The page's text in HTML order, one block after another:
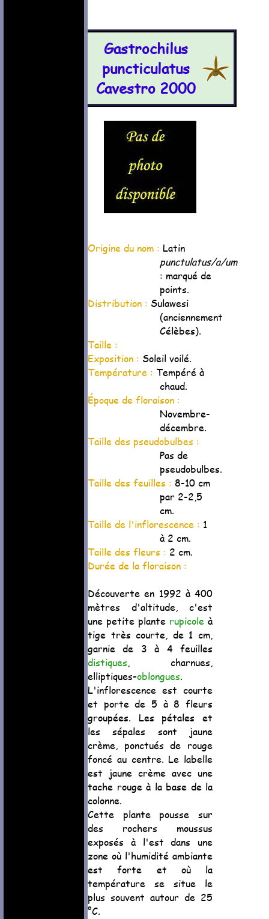
Gastrochilus
puncticulatus
Cavestro 2000
Origine du nom : Latin
punctulatus/a/um
: marqué de
points.
Distribution : Sulawesi
(anciennement
Célèbes).
Taille :
Exposition : Soleil voilé.
Température : Tempéré à
chaud.
Époque de floraison :
Novembre-
décembre.
Taille des pseudobulbes :
Pas de
pseudobulbes.
Taille des feuilles : 8-10 cm
par 2-2,5
cm.
Taille de l'inflorescence : 1
à 2 cm.
Taille des fleurs : 2 cm.
Durée de la floraison :
Découverte en 1992 à 400
mètres d'altitude, c'est
une petite plante rupicole à
tige très courte, de 1 cm,
garnie de 3 à 4 feuilles
distiques, charnues,
elliptiques-oblongues.
L'inflorescence est courte
et porte de 5 à 8 fleurs
groupées. Les pétales et
les sépales sont jaune
crème, ponctués de rouge
foncé au centre. Le labelle
est jaune crème avec une
tache rouge à la base de la
colonne.
Cette plante pousse sur
des rochers moussus
exposés à l'est dans une
zone où l'humidité ambiante
est forte et où la
température se situe le
plus souvent autour de 25
°C.